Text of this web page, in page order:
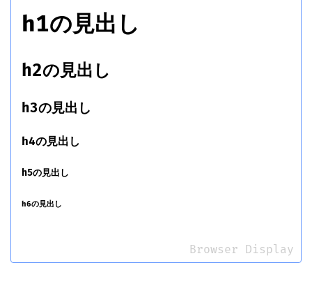
h1の見出し
h2の見出し
h3の見出し
h4の見出し
h5の見出し
h6の見出し
Browser Display